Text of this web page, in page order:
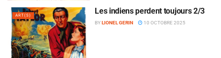
ART(S) Les indiens perdent toujours 2/3
BYLIONEL GERIN 10 OCTOBRE 2025